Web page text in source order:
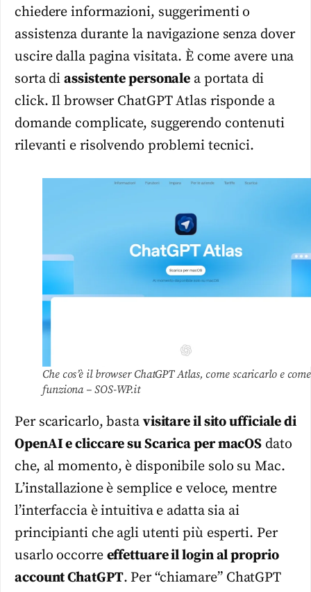
chiedere informazioni, suggerimenti o
assistenza durante la navigazione senza dover
uscire dalla pagina visitata. È come avere una
sorta diassistente personale a portata di
click. Il browser ChatGPT Atlas risponde a
domande complicate, suggerendo contenuti
rilevanti e risolvendo problemi tecnici.
Che cos’è il browser ChatGPT Atlas, come scaricarlo e come
funziona – SOS-WP.it
Per scaricarlo, basta visitare il sito ufficiale di
OpenAI e cliccare su Scarica per macOS dato
che, al momento, è disponibile solo su Mac.
L’installazione è semplice e veloce, mentre
l’interfaccia è intuitiva e adatta sia ai
principianti che agli utenti più esperti. Per
usarlo occorre effettuare il login al proprio
account ChatGPT. Per “chiamare” ChatGPT